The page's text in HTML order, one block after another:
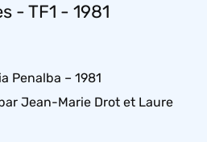
- TF1 - 1981
Penalba – 1981
Jean-Marie Drot et Laure